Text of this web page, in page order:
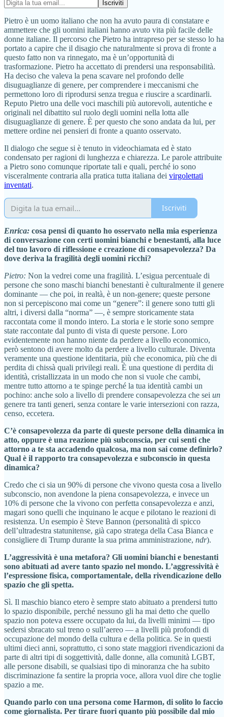
Pietro è un uomo italiano che non ha avuto paura di constatare e
ammettere che gli uomini italiani hanno avuto vita più facile delle
donne italiane. Il percorso che Pietro ha intrapreso per se stesso lo ha
portato a capire che il disagio che naturalmente si prova di fronte a
questo fatto non va rinnegato, ma è un’opportunità di
trasformazione. Pietro ha accettato di prendersi una responsabilità.
Ha deciso che valeva la pena scavare nel profondo delle
disuguaglianze di genere, per comprendere i meccanismi che
permettono loro di riprodursi senza tregua e riuscire a scardinarli.
Reputo Pietro una delle voci maschili più autorevoli, autentiche e
originali nel dibattito sul ruolo degli uomini nella lotta alle
disuguaglianze di genere. È per questo che sono andata da lui, per
mettere ordine nei pensieri di fronte a quanto osservato.
Il dialogo che segue si è tenuto in videochiamata ed è stato
condensato per ragioni di lunghezza e chiarezza. Le parole attribuite
a Pietro sono comunque riportate tali e quali, perché io sono
visceralmente contraria alla pratica tutta italiana dei virgolettati
inventati.
Iscriviti
Enrica: cosa pensi di quanto ho osservato nella mia esperienza
di conversazione con certi uomini bianchi e benestanti, alla luce
del tuo lavoro di riflessione e creazione di consapevolezza? Da
dove deriva la fragilità degli uomini ricchi?
Pietro: Non la vedrei come una fragilità. L’esigua percentuale di
persone che sono maschi bianchi benestanti è culturalmente il genere
dominante — che poi, in realtà, è un non-genere; queste persone
non si percepiscono mai come un “genere”: il genere sono tutti gli
altri, i diversi dalla “norma” —, è sempre storicamente stata
raccontata come il mondo intero. La storia e le storie sono sempre
state raccontate dal punto di vista di queste persone. Loro
evidentemente non hanno niente da perdere a livello economico,
però sentono di avere molto da perdere a livello culturale. Diventa
veramente una questione identitaria, più che economica, più che di
perdita di chissà quali privilegi reali. È una questione di perdita di
identità, cristallizzata in un modo che non si vuole che cambi,
mentre tutto attorno a te spinge perché la tua identità cambi un
pochino: anche solo a livello di prendere consapevolezza che sei un
genere tra tanti generi, senza contare le varie intersezioni con razza,
censo, eccetera.
C’è consapevolezza da parte di queste persone della dinamica in
atto, oppure è una reazione più subconscia, per cui senti che
attorno a te sta accadendo qualcosa, ma non sai come definirlo?
Qual è il rapporto tra consapevolezza e subconscio in questa
dinamica?
Credo che ci sia un 90% di persone che vivono questa cosa a livello
subconscio, non avendone la piena consapevolezza, e invece un
10% di persone che la vivono con perfetta consapevolezza e anzi,
magari sono quelli che inquinano le acque e pilotano le reazioni di
resistenza. Un esempio è Steve Bannon (personalità di spicco
dell’ultradestra statunitense, già capo stratega della Casa Bianca e
consigliere di Trump durante la sua prima amministrazione, ndr).
L’aggressività è una metafora? Gli uomini bianchi e benestanti
sono abituati ad avere tanto spazio nel mondo. L’aggressività è
l’espressione fisica, comportamentale, della rivendicazione dello
spazio che gli spetta.
Sì. Il maschio bianco etero è sempre stato abituato a prendersi tutto
lo spazio disponibile, perché nessuno gli ha mai detto che quello
spazio non poteva essere occupato da lui, da livelli minimi — tipo
sedersi sbracato sul treno o sull’aereo — a livelli più profondi di
occupazione del mondo della cultura e della politica. Se in questi
ultimi dieci anni, soprattutto, ci sono state maggiori rivendicazioni da
parte di altri tipi di soggettività, dalle donne, alla comunità LGBT,
alle persone disabili, se qualsiasi tipo di minoranza che ha subito
discriminazione fa sentire la propria voce, allora vuol dire che toglie
spazio a me.
Quando parlo con una persona come Harmon, di solito lo faccio
come giornalista. Per tirare fuori quanto più possibile dal mio